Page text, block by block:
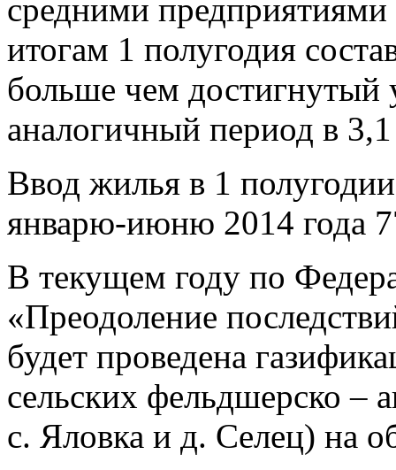
средними
итогам 1 полугодия
больше чем достигнутый
аналогичный период в
Ввод жилья в 1
январю-июню 2014 года
В текущем году по
«Преодоление
будет проведена
сельских фельдшерско –
с. Яловка и д. Селец) на